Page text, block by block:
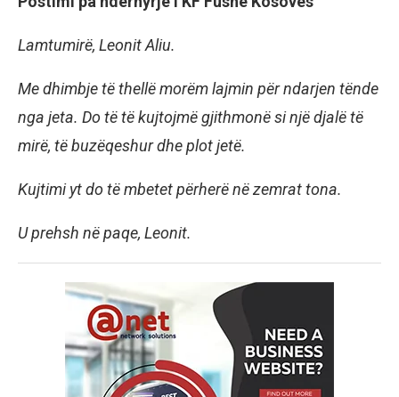
Lamtumirë, Leonit Aliu.
Me dhimbje të thellë morëm lajmin për ndarjen tënde
nga jeta. Do të të kujtojmë gjithmonë si një djalë të
mirë, të buzëqeshur dhe plot jetë.
Kujtimi yt do të mbetet përherë në zemrat tona.
U prehsh në paqe, Leonit.